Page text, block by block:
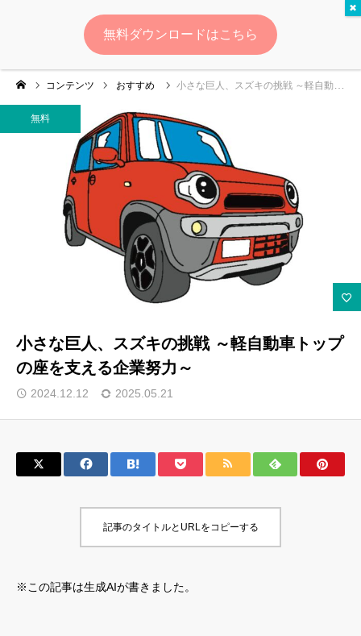
無料
コンテンツ おすすめ 小さな巨人、スズキの挑戦 ～軽自動車トップの座を支える企業努力～
無料
小さな巨人、スズキの挑戦 ～軽自動車トップ
の座を支える企業努力～
2024.12.12 2025.05.21
記事のタイトルとURLをコピーする
※この記事は生成AIが書きました。
ログイン 会員登録
ゆいマーケとは？
実績・お客様の声
イベント・セミナー情報
スポンサー登録
サロン会員登録
ログイン
利用規約
運営会社
無料ダウンロードはこちら